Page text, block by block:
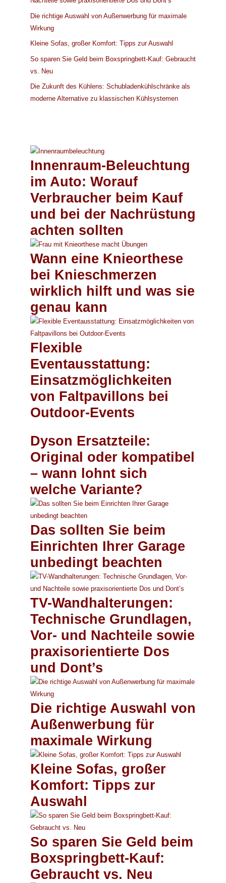
Die richtige Auswahl von Außenwerbung für maximale
Wirkung
Kleine Sofas, großer Komfort: Tipps zur Auswahl
So sparen Sie Geld beim Boxspringbett-Kauf: Gebraucht
vs. Neu
Die Zukunft des Kühlens: Schubladenkühlschränke als
moderne Alternative zu klassischen Kühlsystemen
Innenraum-Beleuchtung
im Auto: Worauf
Verbraucher beim Kauf
und bei der Nachrüstung
achten sollten
Wann eine Knieorthese
bei Knieschmerzen
wirklich hilft und was sie
genau kann
Flexible
Eventausstattung:
Einsatzmöglichkeiten
von Faltpavillons bei
Outdoor-Events
Dyson Ersatzteile:
Original oder kompatibel
– wann lohnt sich
welche Variante?
Das sollten Sie beim
Einrichten Ihrer Garage
unbedingt beachten
TV-Wandhalterungen:
Technische Grundlagen,
Vor- und Nachteile sowie
praxisorientierte Dos
und Dont’s
Die richtige Auswahl von
Außenwerbung für
maximale Wirkung
Kleine Sofas, großer
Komfort: Tipps zur
Auswahl
So sparen Sie Geld beim
Boxspringbett-Kauf:
Gebraucht vs. Neu